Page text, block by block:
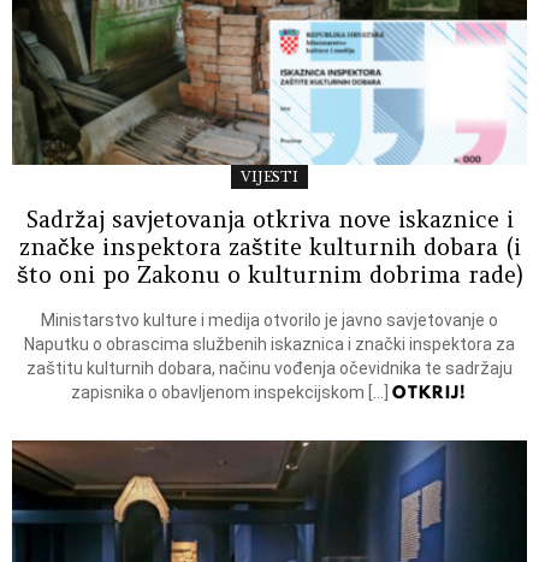
VIJESTI
Sadržaj savjetovanja otkriva nove iskaznice i
značke inspektora zaštite kulturnih dobara (i
što oni po Zakonu o kulturnim dobrima rade)
Ministarstvo kulture i medija otvorilo je javno savjetovanje o
Naputku o obrascima službenih iskaznica i znački inspektora za
zaštitu kulturnih dobara, načinu vođenja očevidnika te sadržaju
zapisnika o obavljenom inspekcijskom […]OTKRIJ!